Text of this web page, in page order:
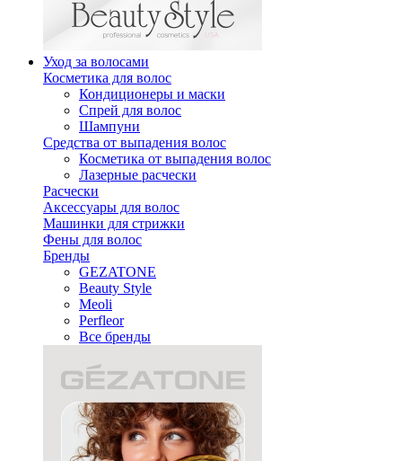
Уход за волосами
Косметика для волос
Кондиционеры и маски
Спрей для волос
Шампуни
Средства от выпадения волос
Косметика от выпадения волос
Лазерные расчески
Расчески
Аксессуары для волос
Машинки для стрижки
Фены для волос
Бренды
GEZATONE
Beauty Style
Meoli
Perfleor
Все бренды